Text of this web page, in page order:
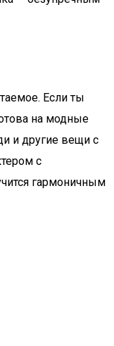
Если ты
на модные
и другие вещи с
с
гармоничным